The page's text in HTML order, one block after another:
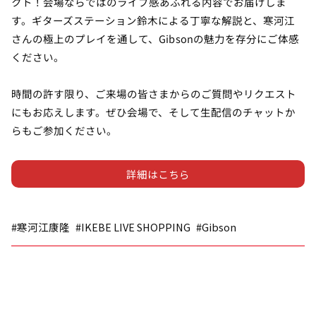
す。ギターズステーション鈴木による丁寧な解説と、寒河江
さんの極上のプレイを通して、Gibsonの魅力を存分にご体感
ください。
時間の許す限り、ご来場の皆さまからのご質問やリクエスト
にもお応えします。ぜひ会場で、そして生配信のチャットか
らもご参加ください。
詳細はこちら
#寒河江康隆 #IKEBE LIVE SHOPPING #Gibson